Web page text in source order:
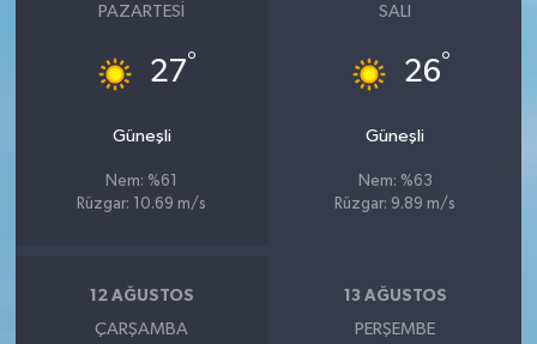
PAZARTESI
27°
Güneşli
Nem: %61
Rüzgar: 10.69 m/s
SALI
26°
Güneşli
Nem: %63
Rüzgar: 9.89 m/s
12 AĞUSTOS
ÇARŞAMBA
13 AĞUSTOS
PERŞEMBE